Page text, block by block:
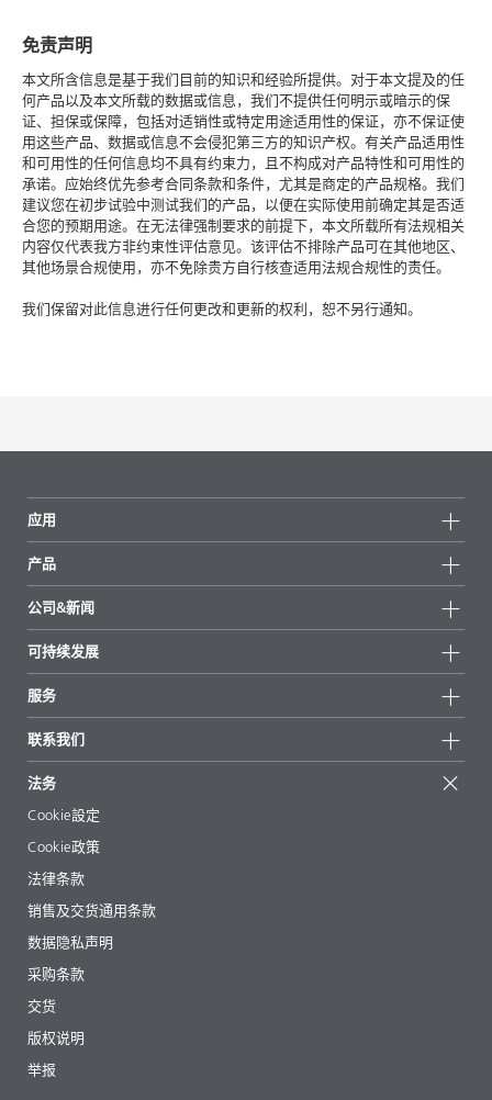
免责声明
本文所含信息是基于我们目前的知识和经验所提供。对于本文提及的任
何产品以及本文所载的数据或信息，我们不提供任何明示或暗示的保
证、担保或保障，包括对适销性或特定用途适用性的保证，亦不保证使
用这些产品、数据或信息不会侵犯第三方的知识产权。有关产品适用性
和可用性的任何信息均不具有约束力，且不构成对产品特性和可用性的
承诺。应始终优先参考合同条款和条件，尤其是商定的产品规格。我们
建议您在初步试验中测试我们的产品，以便在实际使用前确定其是否适
合您的预期用途。在无法律强制要求的前提下，本文所载所有法规相关
内容仅代表我方非约束性评估意见。该评估不排除产品可在其他地区、
其他场景合规使用，亦不免除贵方自行核查适用法规合规性的责任。
我们保留对此信息进行任何更改和更新的权利，恕不另行通知。
应用
产品
所有产品
重点推荐
公司&新闻
新闻
新闻和媒体
地区和分销商
展会和活动
可持续发展
可持续产品
成功案例
EcoVadis
认证
服务
起始配方
文章
电子书
法规事务
助剂指南 App
视频
下载
联系我们
法务
Cookie設定
Cookie政策
法律条款
销售及交货通用条款
数据隐私声明
采购条款
交货
版权说明
举报